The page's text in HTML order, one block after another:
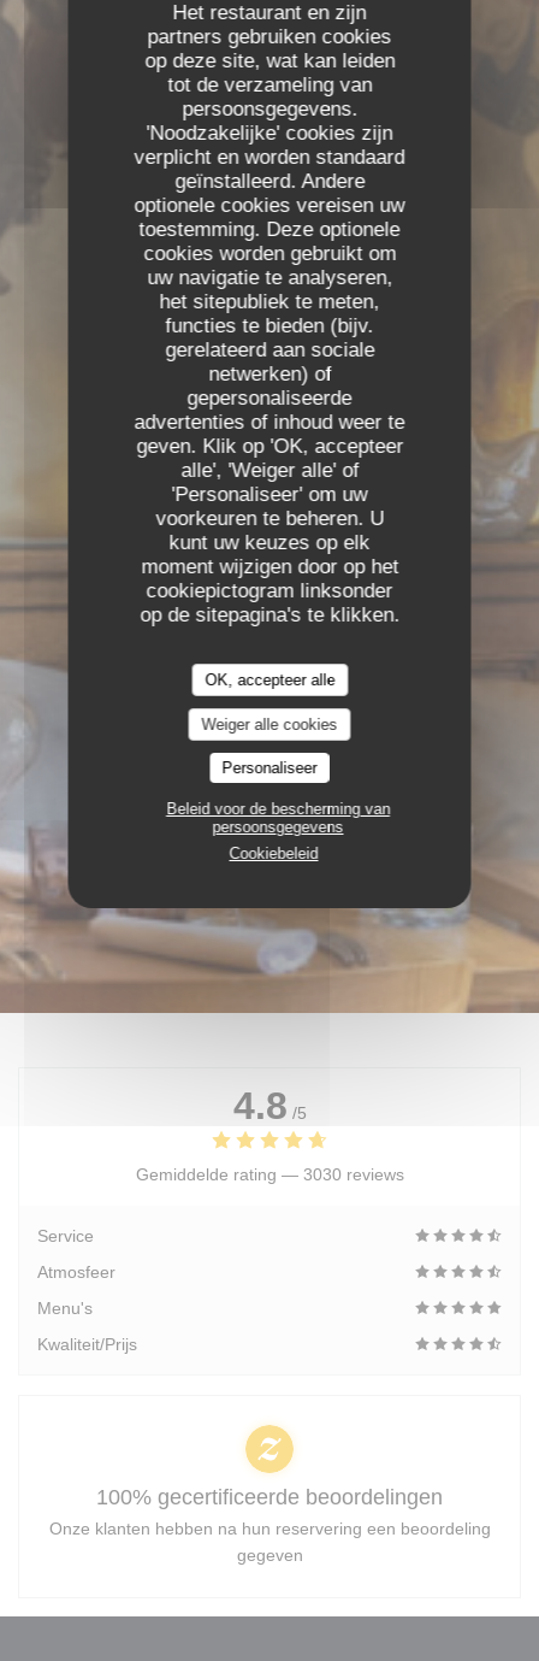
Het restaurant en zijn
partners gebruiken cookies
op deze site, wat kan leiden
tot de verzameling van
persoonsgegevens.
'Noodzakelijke' cookies zijn
verplicht en worden standaard
geïnstalleerd. Andere
optionele cookies vereisen uw
toestemming. Deze optionele
cookies worden gebruikt om
uw navigatie te analyseren,
het sitepubliek te meten,
functies te bieden (bijv.
gerelateerd aan sociale
netwerken) of
gepersonaliseerde
advertenties of inhoud weer te
geven. Klik op 'OK, accepteer
alle', 'Weiger alle' of
'Personaliseer' om uw
voorkeuren te beheren. U
kunt uw keuzes op elk
moment wijzigen door op het
cookiepictogram linksonder
op de sitepagina's te klikken.
OK, accepteer alle
Weiger alle cookies
Personaliseer
Beleid voor de bescherming van
persoonsgegevens
Cookiebeleid
RESERVEER EEN TAFEL
PRIVATISERING
4.8 /5
Gemiddelde rating — 3030 reviews
Service
Atmosfeer
Menu's
Kwaliteit/Prijs
100% gecertificeerde beoordelingen
Onze klanten hebben na hun reservering een beoordeling
gegeven